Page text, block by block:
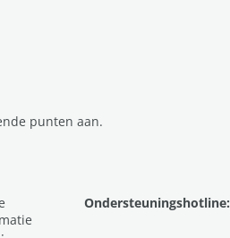
punten aan.
Ondersteuningshotline: